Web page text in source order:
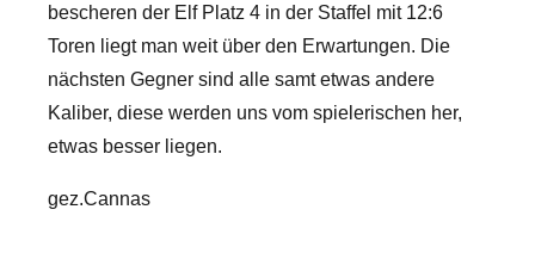
bescheren der Elf Platz 4 in der Staffel mit 12:6
Toren liegt man weit über den Erwartungen. Die
nächsten Gegner sind alle samt etwas andere
Kaliber, diese werden uns vom spielerischen her,
etwas besser liegen.
gez.Cannas